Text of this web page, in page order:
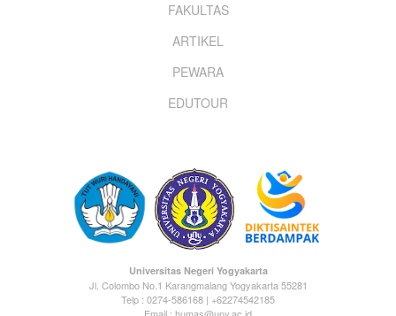
FAKULTAS
ARTIKEL
PEWARA
EDUTOUR
Universitas Negeri Yogyakarta
Jl. Colombo No.1 Karangmalang Yogyakarta 55281
Telp : 0274-586168 | +62274542185